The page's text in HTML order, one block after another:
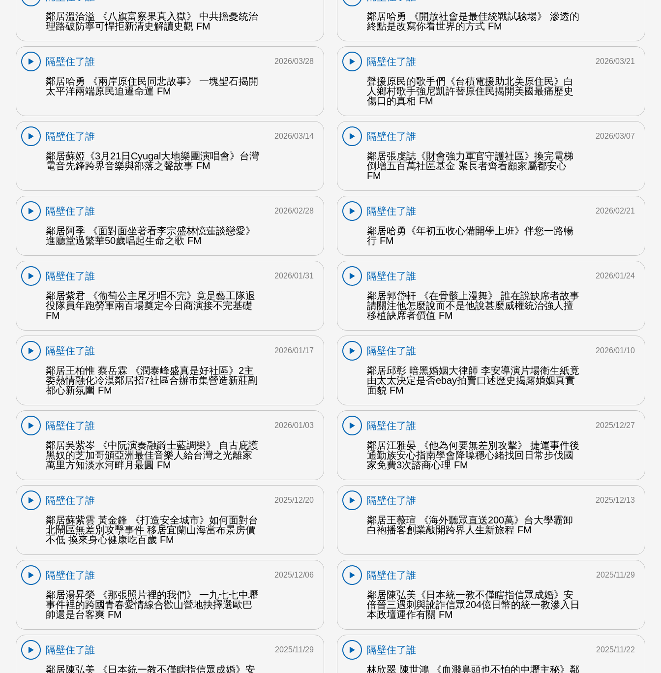
鄰居溫洽溢 《八旗富察果真入獄》 中共擔憂統治
理路破防寧可悍拒新清史解讀史觀 FM
鄰居哈勇 《開放社會是最佳統戰試驗場》 滲透的
終點是改寫你看世界的方式 FM
隔壁住了誰
鄰居哈勇 《兩岸原住民同悲故事》 一塊聖石揭開
太平洋兩端原民迫遷命運 FM
2026/03/28
隔壁住了誰
聲援原民的歌手們《台積電援助北美原住民》白
人鄉村歌手強尼凱許替原住民揭開美國最痛歷史
傷口的真相 FM
2026/03/21
隔壁住了誰
鄰居蘇婭《3月21日Cyugal大地樂團演唱會》台灣
電音先鋒跨界音樂與部落之聲故事 FM
2026/03/14
隔壁住了誰
鄰居張虔誌《財會強力軍官守護社區》換完電梯
倒增五百萬社區基金 聚長者齊看顧家屬都安心
FM
2026/03/07
隔壁住了誰
鄰居阿季 《面對面坐著看李宗盛林憶蓮談戀愛》
進廳堂過繁華50歲唱起生命之歌 FM
2026/02/28
隔壁住了誰
鄰居哈勇《年初五收心備開學上班》伴您一路暢
行 FM
2026/02/21
隔壁住了誰
鄰居紫君 《葡萄公主尾牙唱不完》竟是藝工隊退
役隊員年跑勞軍兩百場奠定今日商演接不完基礎
FM
2026/01/31
隔壁住了誰
鄰居郭岱軒 《在骨骸上漫舞》 誰在說缺席者故事
請關注他怎麼說而不是他說甚麼威權統治強人擅
移植缺席者價值 FM
2026/01/24
隔壁住了誰
鄰居王柏惟 蔡岳霖 《潤泰峰盛真是好社區》2主
委熱情融化冷漠鄰居招7社區合辦市集營造新莊副
都心新氛圍 FM
2026/01/17
隔壁住了誰
鄰居邱彰 暗黑婚姻大律師 李安導演片場衛生紙竟
由太太決定是否ebay拍賣口述歷史揭露婚姻真實
面貌 FM
2026/01/10
隔壁住了誰
鄰居吳紫岑 《中阮演奏融爵士藍調樂》 自古庇護
黑奴的芝加哥頒亞洲最佳音樂人給台灣之光離家
萬里方知淡水河畔月最圓 FM
2026/01/03
隔壁住了誰
鄰居江雅晏 《他為何要無差別攻擊》 捷運事件後
通勤族安心指南學會降噪穩心緒找回日常步伐國
家免費3次諮商心理 FM
2025/12/27
隔壁住了誰
鄰居蘇紫雲 黃金鋒 《打造安全城市》如何面對台
北鬧區無差別攻擊事件 移居宜蘭山海當布景房價
不低 換來身心健康吃百歲 FM
2025/12/20
隔壁住了誰
鄰居王薇瑄 《海外聽眾直送200萬》台大學霸卸
白袍播客創業敲開跨界人生新旅程 FM
2025/12/13
隔壁住了誰
鄰居湯昇榮 《那張照片裡的我們》 一九七七中壢
事件裡的跨國青春愛情線合歡山營地抉擇選歐巴
帥還是台客爽 FM
2025/12/06
隔壁住了誰
鄰居陳弘美《日本統一教不僅瞎指信眾成婚》安
倍晉三遇刺與訛詐信眾204億日幣的統一教滲入日
本政壇運作有關 FM
2025/11/29
隔壁住了誰
鄰居陳弘美 《日本統一教不僅瞎指信眾成婚》安
2025/11/29
隔壁住了誰
林欣翠 陳世鴻 《血濺鼻頭也不怕的中壢主秘》鄰
2025/11/22